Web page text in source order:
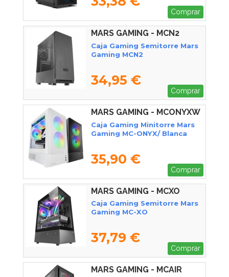
Comprar
MARS GAMING - MCN2
Caja Gaming Semitorre Mars
Gaming MCN2
34,95 €
Comprar
MARS GAMING - MCONYXW
Caja Gaming Minitorre Mars
Gaming MC-ONYX/ Blanca
35,90 €
Comprar
MARS GAMING - MCXO
Caja Gaming Semitorre Mars
Gaming MC-XO
37,79 €
Comprar
MARS GAMING - MCAIR